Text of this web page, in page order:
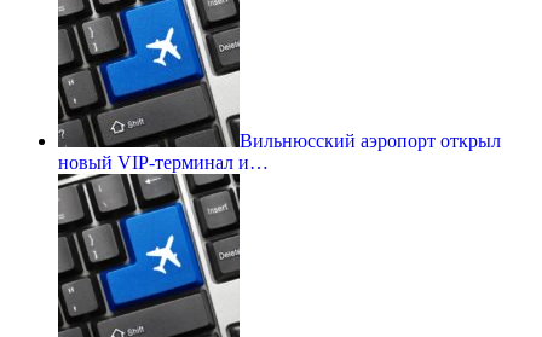
Вильнюсский аэропорт открыл
новый VIP-терминал и…